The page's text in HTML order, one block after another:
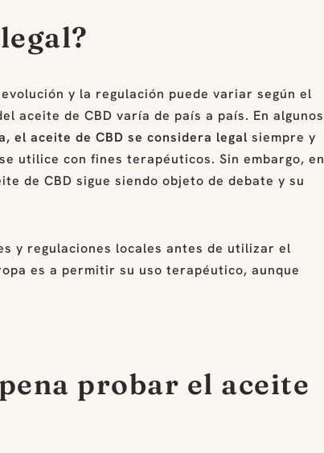
y la regulación puede variar según el
aceite de CBD varía de país a país. En algunos
el aceite de CBD se considera legal siempre y
utilice con fines terapéuticos. Sin embargo, en
de CBD sigue siendo objeto de debate y su
y regulaciones locales antes de utilizar el
es a permitir su uso terapéutico, aunque
probar el aceite